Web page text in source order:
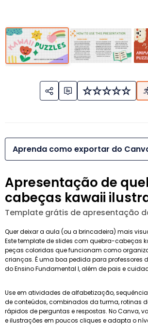
Aprenda como exportar do
Apresentação de
cabeças kawaii
Template grátis de apresentação
Quer deixar a aula (ou a brincadeira) mais
Este template de slides com quebra-cabeças
peças coloridas que funcionam como
crianças. É uma boa pedida para professores
do Ensino Fundamental I, além de pais e
Use em atividades de alfabetização,
de conteúdos, combinados da turma, rotinas
rápidos de perguntas e respostas. No Canva,
e ilustrações em poucos cliques e adapta o